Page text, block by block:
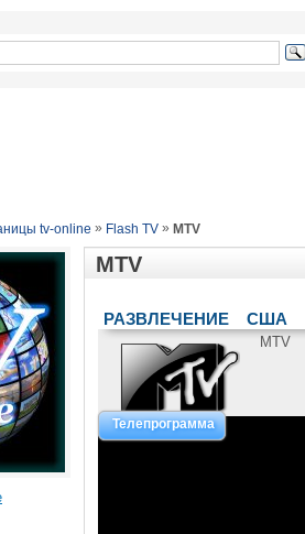
tv-online » Flash TV » MTV
MTV
РАЗВЛЕЧЕНИЕ США
MTV
Телепрограмма